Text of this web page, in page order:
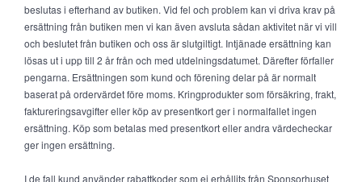
beslutas i efterhand av butiken. Vid fel och problem kan vi driva krav på
ersättning från butiken men vi kan även avsluta sådan aktivitet när vi vill
och beslutet från butiken och oss är slutgiltigt. Intjänade ersättning kan
lösas ut i upp till 2 år från och med utdelningsdatumet. Därefter förfaller
pengarna. Ersättningen som kund och förening delar på är normalt
baserat på ordervärdet före moms. Kringprodukter som försäkring, frakt,
faktureringsavgifter eller köp av presentkort ger i normalfallet ingen
ersättning. Köp som betalas med presentkort eller andra värdecheckar
ger ingen ersättning.
I de fall kund använder rabattkoder som ej erhållits från Sponsorhuset